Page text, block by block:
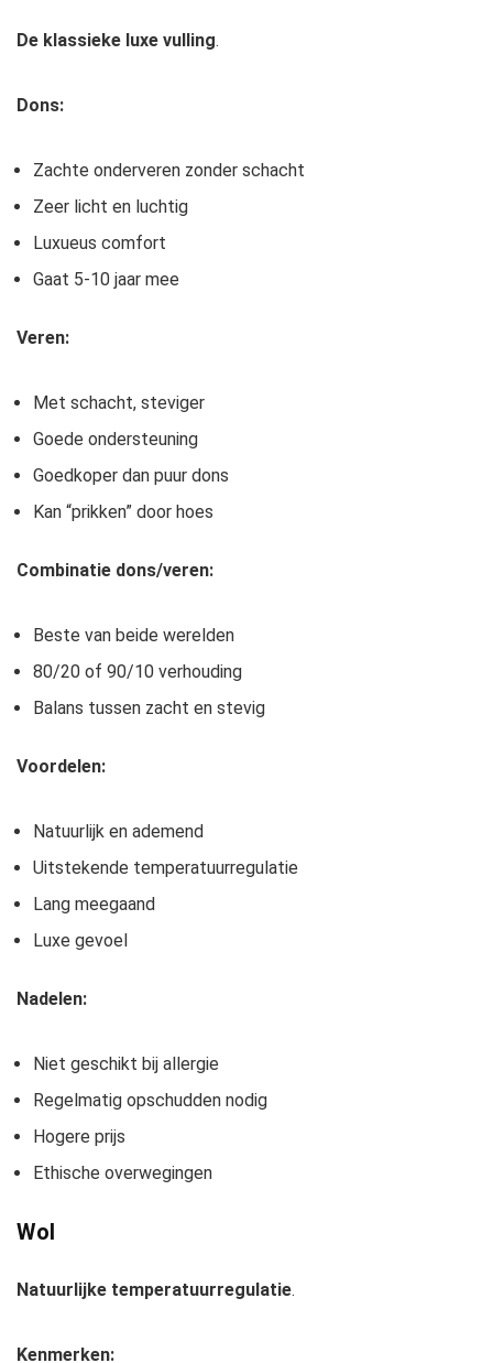
De klassieke luxe vulling.
Dons:
Zachte onderveren zonder schacht
Zeer licht en luchtig
Luxueus comfort
Gaat 5-10 jaar mee
Veren:
Met schacht, steviger
Goede ondersteuning
Goedkoper dan puur dons
Kan “prikken” door hoes
Combinatie dons/veren:
Beste van beide werelden
80/20 of 90/10 verhouding
Balans tussen zacht en stevig
Voordelen:
Natuurlijk en ademend
Uitstekende temperatuurregulatie
Lang meegaand
Luxe gevoel
Nadelen:
Niet geschikt bij allergie
Regelmatig opschudden nodig
Hogere prijs
Ethische overwegingen
Wol
Natuurlijke temperatuurregulatie.
Kenmerken: